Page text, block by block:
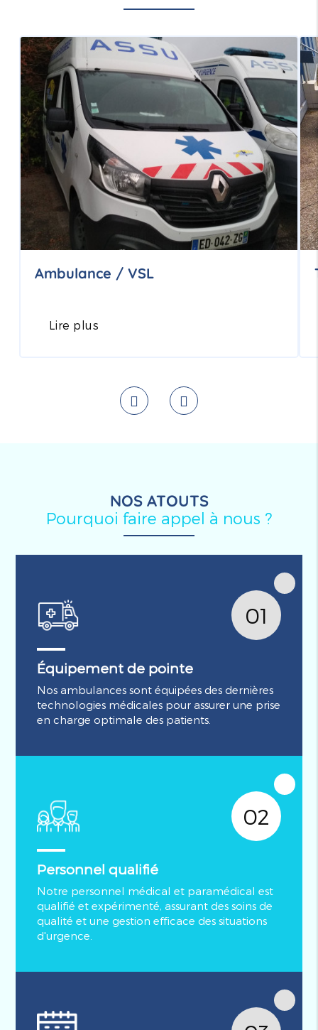
Ambulance / VSL
Lire plus
NOS ATOUTS
Pourquoi faire appel à nous ?
01
Équipement de pointe
Nos ambulances sont équipées des dernières
technologies médicales pour assurer une prise
en charge optimale des patients.
02
Personnel qualifié
Notre personnel médical et paramédical est
qualifié et expérimenté, assurant des soins de
qualité et une gestion efficace des situations
d'urgence.